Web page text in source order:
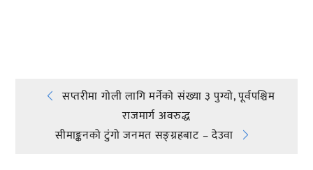
Post
navigation
सप्तरीमा गोली लागि मर्नेको संख्या ३ पुग्यो, पूर्वपश्चिम
राजमार्ग अवरुद्ध
सीमाङ्कनको टुंगो जनमत सङ्ग्रहबाट – देउवा